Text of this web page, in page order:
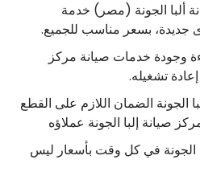
ألبا الجونة (مصر) خدمة
جديدة، بسعر مناسب للجميع.
وجودة خدمات صيانة مركز
الجونة الضمان اللازم على القطع
صيانة إلبا الجونة عملاؤه
في كل وقت بأسعار ليس